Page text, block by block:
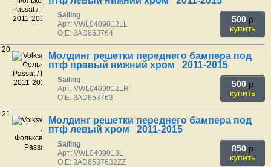
Sailing
Арт: VWL0409012LL
O.E: 3AD853764
500 p
купить
20
Молдинг решетки переднего бампера под
птф правый нижний хром 2011-2015
Sailing
Арт: VWL0409012LR
O.E: 3AD853763
500 p
купить
21
Молдинг решетки переднего бампера под
птф левый хром 2011-2015
Sailing
Арт: VWL0409013L
O.E: 3AD8537632ZZ
850 p
купить